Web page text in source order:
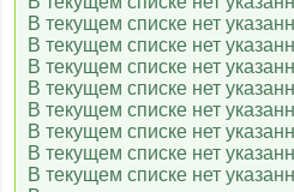
В текущем списке нет
В текущем списке нет
В текущем списке нет
В текущем списке нет
В текущем списке нет
В текущем списке нет
В текущем списке нет
В текущем списке нет